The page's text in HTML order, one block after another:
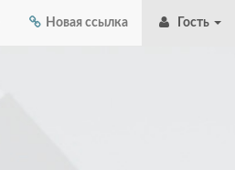
Новая ссылка Гость